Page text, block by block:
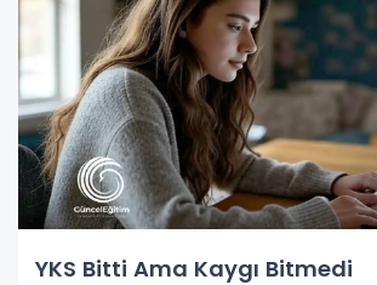
YKS Bitti Ama Kaygı Bitmedi